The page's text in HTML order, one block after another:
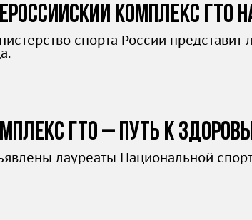
комплекс ГТО
спорта России
ГТО – путь к
лауреаты Национальной